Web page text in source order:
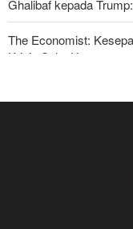
Ghalibaf kepada
The Economist:
Krisis Selat Hormuz
Serikat Pekerja
Inggris oleh AS untuk
Mengapa Lobi Zionis